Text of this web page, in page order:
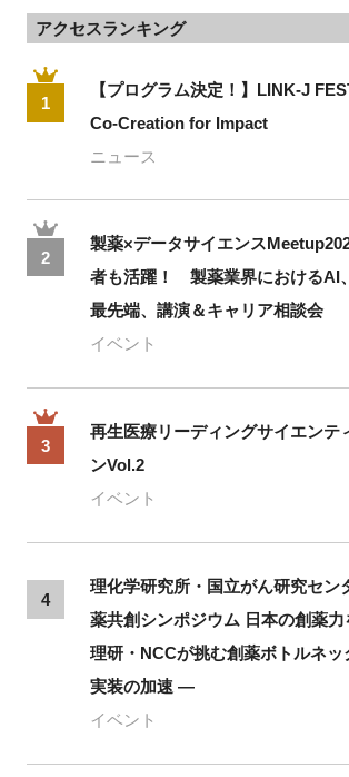
アクセスランキング
1
【プログラム決定！】LINK-J
Co-Creation for Impact
ニュース
2
製薬×データサイエンス
者も活躍！ 製薬業界におけるAI
最先端、講演＆キャリア相談会
イベント
3
再生医療リーディングサイエンテ
ンVol.2
イベント
4
理化学研究所・国立がん研究セン
薬共創シンポジウム 日本の創薬
理研・NCCが挑む創薬ボトルネッ
実装の加速 ―
イベント